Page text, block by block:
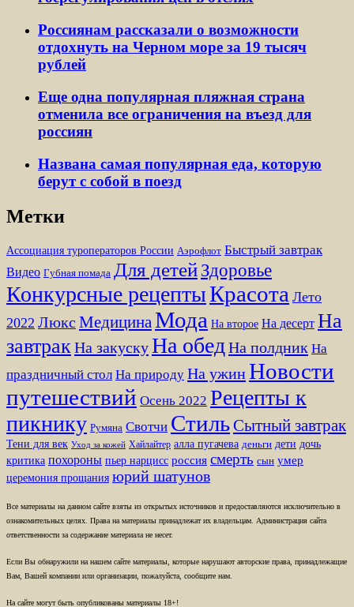
Россиянам рассказали о возможности
отдохнуть на Черном море за 19 тысяч
рублей
Еще одна популярная пляжная страна
отменила все ограничения на въезд для
россиян
Названа самая популярная еда, которую
берут с собой в поезд
Метки
Ассоциация туроператоров России Аэрофлот Быстрый завтрак
Видео Губная помада Для детейЗдоровье
Конкурсные рецептыКрасота Лето
2022 Люкс МедицинаМода На второе На десерт На
завтракНа закускуНа обедНа полдник На
праздничный стол На природу На ужинНовости
путешествий Осень 2022 Рецепты к
пикнику Румяна Свотчи СтильСытный завтрак
Тени для век Уход за кожей Хайлайтер алла пугачева деньги дети дочь
критика похороны пьер нарцисс россия смерть сын умер
церемония прощания юрий шатунов
Все материалы на данном сайте взяты из открытых источников и предоставляются исключительно в
ознакомительных целях. Права на материалы принадлежат их владельцам. Администрация сайта
ответственности за содержание материала не несет.
Если Вы обнаружили на нашем сайте материалы, которые нарушают авторские права, принадлежащие
Вам, Вашей компании или организации, пожалуйста, сообщите нам.
На сайте могут быть опубликованы материалы 18+!